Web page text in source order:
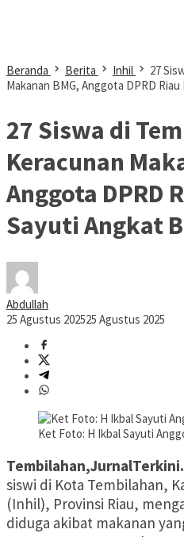
Beranda Berita Inhil
27
Makanan BMG, Anggota DPRD
27 Siswa di
Keracunan
Anggota DPRD
Sayuti Angkat
Abdullah
25 Agustus 202525 Agustus 2025
Ket Foto: H Ikbal Sayuti
siswi di Kota Tembilahan,
(Inhil), Provinsi Riau,
diduga akibat makanan